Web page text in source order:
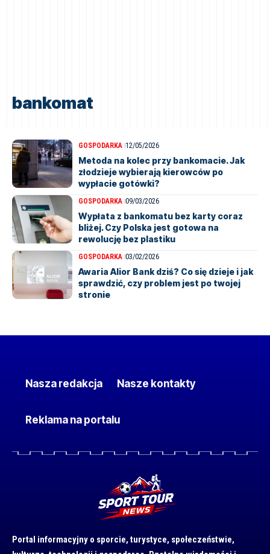
bankomat
GOSPODARKA 12/05/2026
Metoda na kolec przy bankomacie. Jak
złodzieje wybierają kierowców po
wypłacie gotówki?
GOSPODARKA 09/03/2026
Wypłata z bankomatu bez karty coraz
bliżej. Czy Polska jest gotowa na
rewolucję bez plastiku
GOSPODARKA 03/02/2026
Awaria Alior Bank dziś? Co się dzieje i jak
sprawdzić, czy problem jest po twojej
stronie
Nasza redakcja Nasze kontakty
Reklama na portalu
Portal informacyjny o sporcie, turystyce, społeczeństwie,